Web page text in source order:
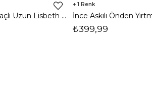
İnce Askılı Önden Yırtmaçlı Uzun Lisbeth Kadın Beyaz Elbise 22K000581
1
₺399,99